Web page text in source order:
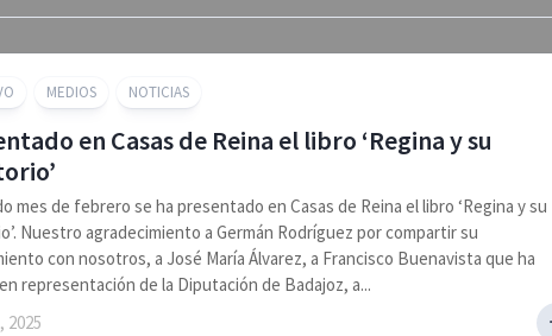
MEDIOS NOTICIAS
en Casas de Reina el libro ‘Regina y su
mes de febrero se ha presentado en Casas de Reina el libro ‘Regina y su
Nuestro agradecimiento a Germán Rodríguez por compartir su
con nosotros, a José María Álvarez, a Francisco Buenavista que ha
representación de la Diputación de Badajoz, a...
2025